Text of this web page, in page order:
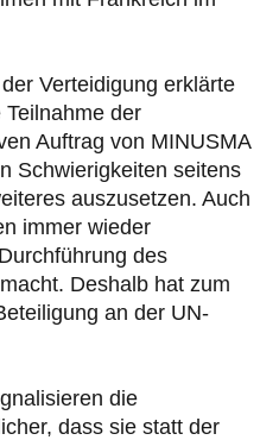
Verteidigung erklärte
der
Auftrag von MINUSMA
Schwierigkeiten seitens
auszusetzen. Auch
immer wieder
des
Deshalb hat zum
an der UN-
die
dass sie statt der